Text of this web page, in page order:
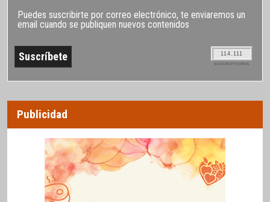
Puedes suscribirte por correo electrónico, te enviaremos un
email cuando se publiquen nuevos contenidos
114.111
SUSCRIPTORES
Publicidad